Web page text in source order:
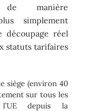
de manière
simplement
réel
statuts tarifaires
siège (environ 40
sur tous les
depuis la